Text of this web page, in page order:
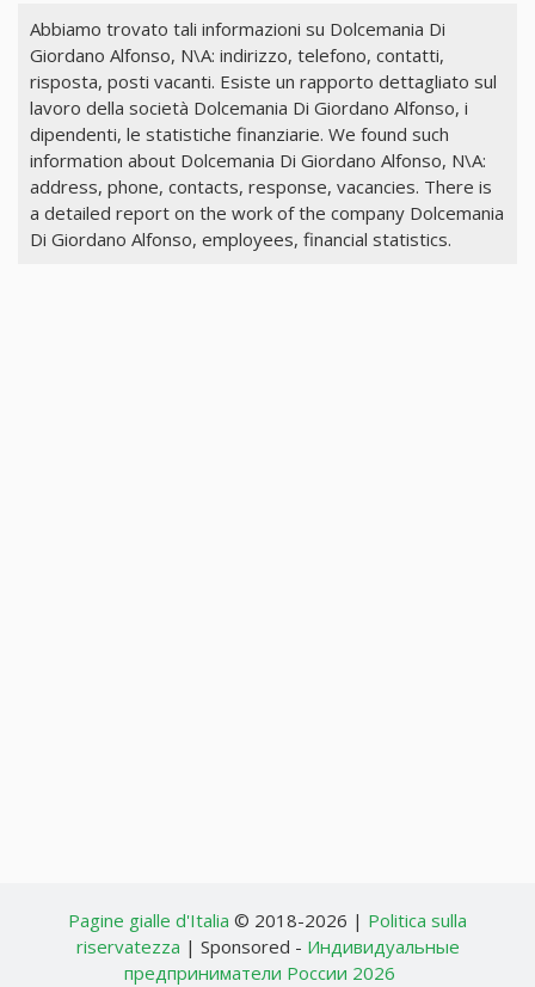
Abbiamo trovato tali informazioni su Dolcemania Di
Giordano Alfonso, N\A: indirizzo, telefono, contatti,
risposta, posti vacanti. Esiste un rapporto dettagliato sul
lavoro della società Dolcemania Di Giordano Alfonso, i
dipendenti, le statistiche finanziarie. We found such
information about Dolcemania Di Giordano Alfonso, N\A:
address, phone, contacts, response, vacancies. There is
a detailed report on the work of the company Dolcemania
Di Giordano Alfonso, employees, financial statistics.
Pagine gialle d'Italia © 2018-2026 | Politica sulla
riservatezza | Sponsored - Индивидуальные
предприниматели России 2026